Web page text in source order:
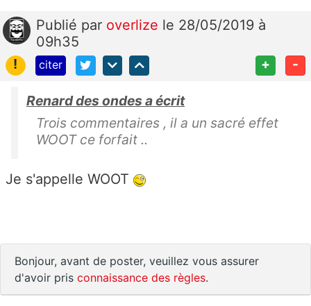
Publié par overlize le 28/05/2019 à
09h35
!
citer + -
Renard des ondes a écrit
Trois commentaires , il a un sacré effet
WOOT ce forfait ..
Je s'appelle WOOT
Bonjour, avant de poster, veuillez vous assurer
d'avoir pris connaissance des règles.